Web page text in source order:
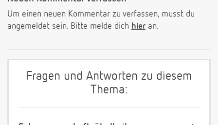
Um einen neuen Kommentar zu verfassen, musst du
angemeldet sein. Bitte melde dich hier an.
Fragen und Antworten zu diesem
Thema: